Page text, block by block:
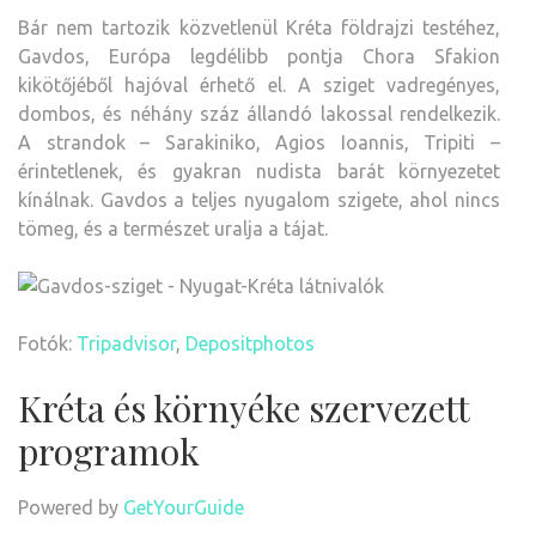
Bár nem tartozik közvetlenül Kréta földrajzi testéhez,
Gavdos, Európa legdélibb pontja Chora Sfakion
kikötőjéből hajóval érhető el. A sziget vadregényes,
dombos, és néhány száz állandó lakossal rendelkezik.
A strandok – Sarakiniko, Agios Ioannis, Tripiti –
érintetlenek, és gyakran nudista barát környezetet
kínálnak. Gavdos a teljes nyugalom szigete, ahol nincs
tömeg, és a természet uralja a tájat.
Fotók: Tripadvisor, Depositphotos
Kréta és környéke szervezett
programok
Powered by GetYourGuide